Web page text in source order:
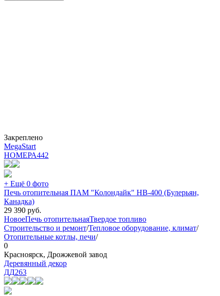
Закреплено
MegaStart
НОМЕРА442
+ Ещё 0 фото
Печь отопительная ПАМ "Колондайк" НВ-400 (Булерьян,
Канадка)
29 390 руб.
НовоеПечь отопительнаяТвердое топливо
Строительство и ремонт/Тепловое оборудование, климат/
Отопительные котлы, печи/
0
Красноярск, Дрожжевой завод
Деревянный декор
ДД263